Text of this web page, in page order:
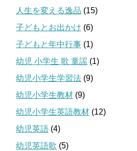
人生を変える逸品 (15)
子どもとお出かけ (6)
子どもと年中行事 (1)
幼児 小学生 歌 童謡 (1)
幼児小学生学習法 (9)
幼児小学生教材 (9)
幼児小学生英語教材 (12)
幼児英語 (4)
幼児英語歌 (5)